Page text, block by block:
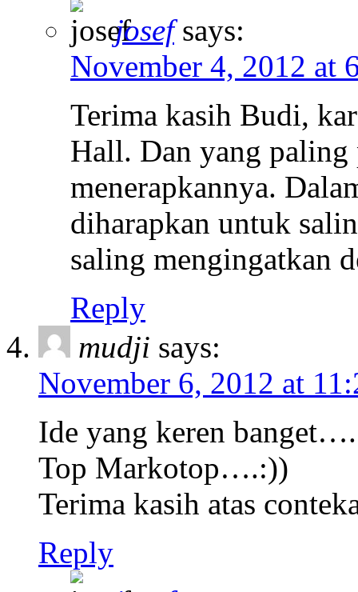
josef says:
November 4, 2012 at
Terima kasih Budi,
Hall. Dan yang paling
menerapkannya.
diharapkan untuk
saling mengingatkan
Reply
mudji says:
November 6, 2012 at
Ide yang keren
Top Markotop….:))
Terima kasih atas
Reply